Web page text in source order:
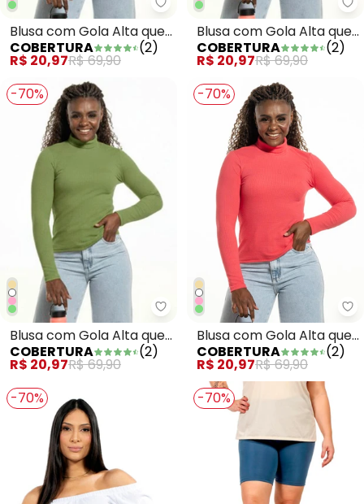
Cobertura - Blusa com Gola
Blusa com Gola Alta que
Vira Branco
COBERTURA (2)
R$ 20,97R$ 69,90
Blusa com Gola Alta que
Vira Bege
COBERTURA (2)
R$ 20,97R$ 69,90
-70%
Cobertura - Blusa com Gola
Blusa com Gola Alta que
Vira Verde
COBERTURA (2)
R$ 20,97R$ 69,90
-70%
Blusa com Gola Alta que
Vira Rosa
COBERTURA (2)
R$ 20,97R$ 69,90
-70%
-70%